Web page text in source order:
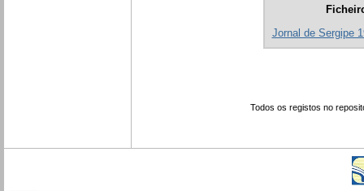
Jornal de Sergipe
Todos os registos no